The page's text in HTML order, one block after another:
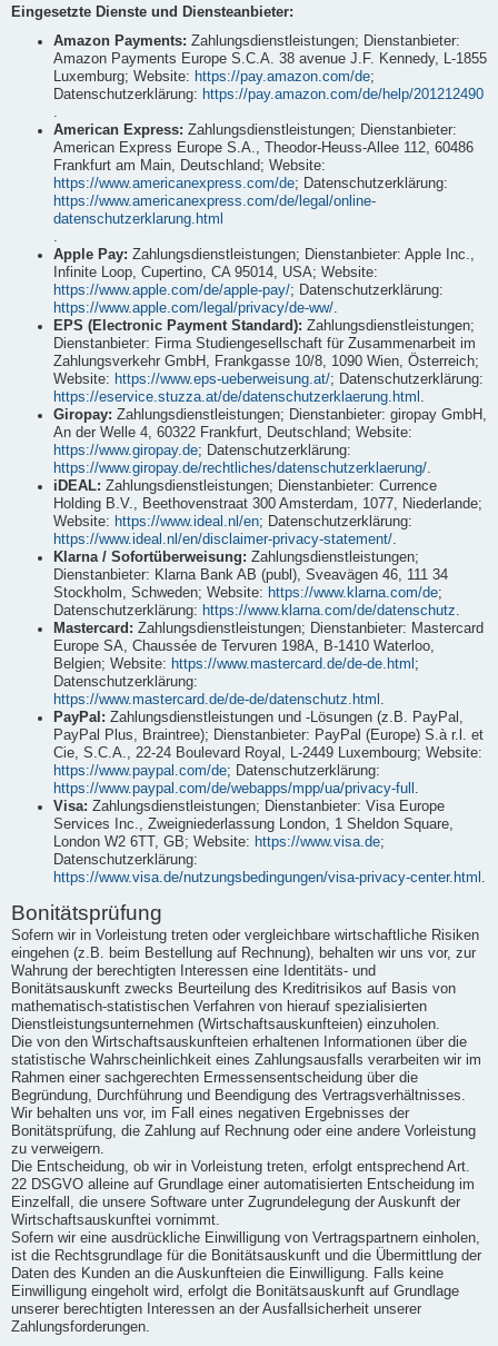
Eingesetzte Dienste und Diensteanbieter:
Amazon Payments: Zahlungsdienstleistungen; Dienstanbieter:
Amazon Payments Europe S.C.A. 38 avenue J.F. Kennedy, L-1855
Luxemburg; Website: https://pay.amazon.com/de;
Datenschutzerklärung: https://pay.amazon.com/de/help/201212490
.
American Express: Zahlungsdienstleistungen; Dienstanbieter:
American Express Europe S.A., Theodor-Heuss-Allee 112, 60486
Frankfurt am Main, Deutschland; Website:
https://www.americanexpress.com/de; Datenschutzerklärung:
https://www.americanexpress.com/de/legal/online-
datenschutzerklarung.html
.
Apple Pay: Zahlungsdienstleistungen; Dienstanbieter: Apple Inc.,
Infinite Loop, Cupertino, CA 95014, USA; Website:
https://www.apple.com/de/apple-pay/; Datenschutzerklärung:
https://www.apple.com/legal/privacy/de-ww/.
EPS (Electronic Payment Standard): Zahlungsdienstleistungen;
Dienstanbieter: Firma Studiengesellschaft für Zusammenarbeit im
Zahlungsverkehr GmbH, Frankgasse 10/8, 1090 Wien, Österreich;
Website: https://www.eps-ueberweisung.at/; Datenschutzerklärung:
https://eservice.stuzza.at/de/datenschutzerklaerung.html .
Giropay: Zahlungsdienstleistungen; Dienstanbieter: giropay GmbH,
An der Welle 4, 60322 Frankfurt, Deutschland; Website:
https://www.giropay.de; Datenschutzerklärung:
https://www.giropay.de/rechtliches/datenschutzerklaerung/.
iDEAL: Zahlungsdienstleistungen; Dienstanbieter: Currence
Holding B.V., Beethovenstraat 300 Amsterdam, 1077, Niederlande;
Website: https://www.ideal.nl/en; Datenschutzerklärung:
https://www.ideal.nl/en/disclaimer-privacy-statement/.
Klarna / Sofortüberweisung: Zahlungsdienstleistungen;
Dienstanbieter: Klarna Bank AB (publ), Sveavägen 46, 111 34
Stockholm, Schweden; Website: https://www.klarna.com/de;
Datenschutzerklärung: https://www.klarna.com/de/datenschutz.
Mastercard: Zahlungsdienstleistungen; Dienstanbieter: Mastercard
Europe SA, Chaussée de Tervuren 198A, B-1410 Waterloo,
Belgien; Website: https://www.mastercard.de/de-de.html ;
Datenschutzerklärung:
https://www.mastercard.de/de-de/datenschutz.html .
PayPal: Zahlungsdienstleistungen und -Lösungen (z.B. PayPal,
PayPal Plus, Braintree); Dienstanbieter: PayPal (Europe) S.à r.l. et
Cie, S.C.A., 22-24 Boulevard Royal, L-2449 Luxembourg; Website:
https://www.paypal.com/de; Datenschutzerklärung:
https://www.paypal.com/de/webapps/mpp/ua/privacy-full .
Visa: Zahlungsdienstleistungen; Dienstanbieter: Visa Europe
Services Inc., Zweigniederlassung London, 1 Sheldon Square,
London W2 6TT, GB; Website: https://www.visa.de;
Datenschutzerklärung:
https://www.visa.de/nutzungsbedingungen/visa-privacy-center.html .
Bonitätsprüfung
Sofern wir in Vorleistung treten oder vergleichbare wirtschaftliche Risiken
eingehen (z.B. beim Bestellung auf Rechnung), behalten wir uns vor, zur
Wahrung der berechtigten Interessen eine Identitäts- und
Bonitätsauskunft zwecks Beurteilung des Kreditrisikos auf Basis von
mathematisch-statistischen Verfahren von hierauf spezialisierten
Dienstleistungsunternehmen (Wirtschaftsauskunfteien) einzuholen.
Die von den Wirtschaftsauskunfteien erhaltenen Informationen über die
statistische Wahrscheinlichkeit eines Zahlungsausfalls verarbeiten wir im
Rahmen einer sachgerechten Ermessensentscheidung über die
Begründung, Durchführung und Beendigung des Vertragsverhältnisses.
Wir behalten uns vor, im Fall eines negativen Ergebnisses der
Bonitätsprüfung, die Zahlung auf Rechnung oder eine andere Vorleistung
zu verweigern.
Die Entscheidung, ob wir in Vorleistung treten, erfolgt entsprechend Art.
22 DSGVO alleine auf Grundlage einer automatisierten Entscheidung im
Einzelfall, die unsere Software unter Zugrundelegung der Auskunft der
Wirtschaftsauskunftei vornimmt.
Sofern wir eine ausdrückliche Einwilligung von Vertragspartnern einholen,
ist die Rechtsgrundlage für die Bonitätsauskunft und die Übermittlung der
Daten des Kunden an die Auskunfteien die Einwilligung. Falls keine
Einwilligung eingeholt wird, erfolgt die Bonitätsauskunft auf Grundlage
unserer berechtigten Interessen an der Ausfallsicherheit unserer
Zahlungsforderungen.